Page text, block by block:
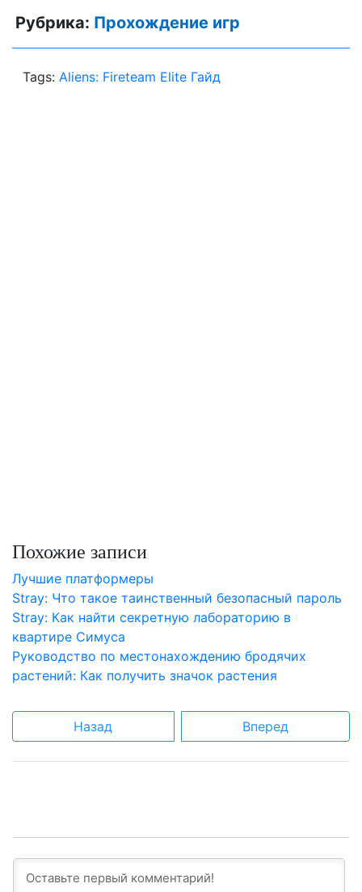
Рубрика: Прохождение игр
Tags: Aliens: Fireteam Elite Гайд
Похожие записи
Лучшие платформеры
Stray: Что такое таинственный безопасный пароль
Stray: Как найти секретную лабораторию в
квартире Симуса
Руководство по местонахождению бродячих
растений: Как получить значок растения
Назад Вперед